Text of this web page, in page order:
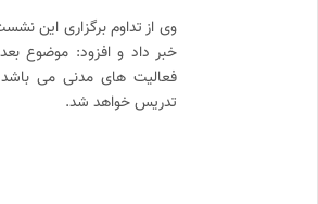
وی از تداوم برگزاری این
خبر داد و افزود: موضوع
فعالیت های مدنی می
تدریس خواهد شد.